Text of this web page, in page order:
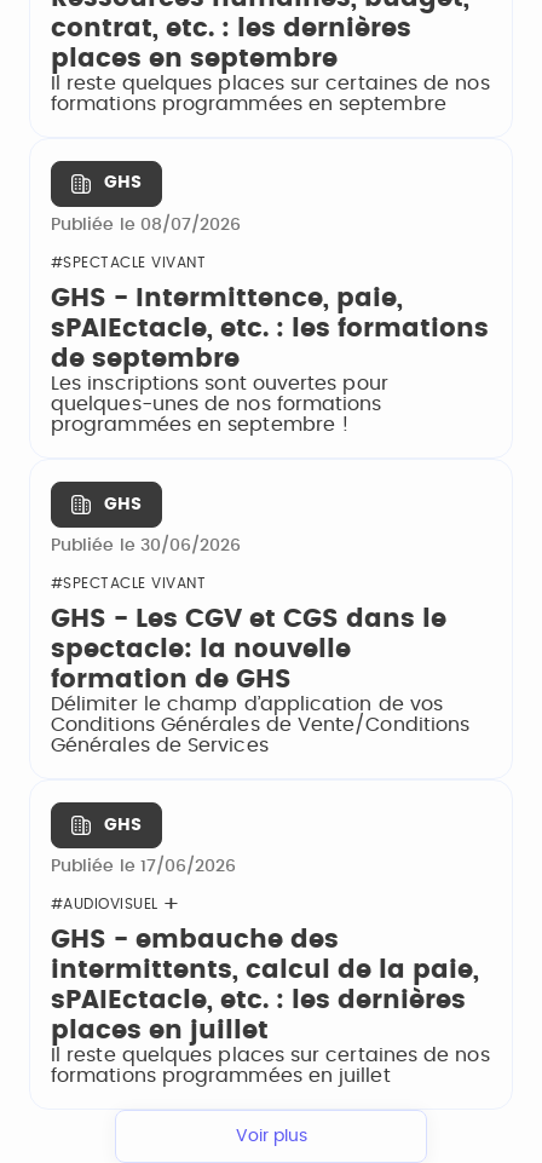
contrat, etc. : les dernières
places en septembre
Il reste quelques places sur certaines de nos
formations programmées en septembre
GHS
Publiée le 08/07/2026
#SPECTACLE VIVANT
GHS - Intermittence, paie,
sPAIEctacle, etc. : les formations
de septembre
Les inscriptions sont ouvertes pour
quelques-unes de nos formations
programmées en septembre !
GHS
Publiée le 30/06/2026
#SPECTACLE VIVANT
GHS - Les CGV et CGS dans le
spectacle: la nouvelle
formation de GHS
Délimiter le champ d’application de vos
Conditions Générales de Vente/Conditions
Générales de Services
GHS
Publiée le 17/06/2026
#AUDIOVISUEL
GHS - embauche des
intermittents, calcul de la paie,
sPAIEctacle, etc. : les dernières
places en juillet
Il reste quelques places sur certaines de nos
formations programmées en juillet
Voir plus